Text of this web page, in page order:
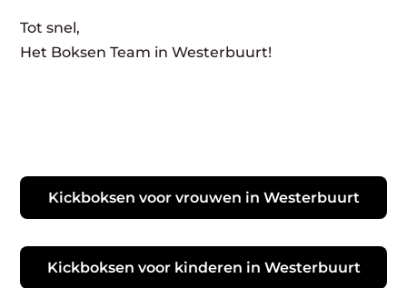
Tot snel,
Het Boksen Team in Westerbuurt!
Kickboksen voor vrouwen in Westerbuurt
Kickboksen voor kinderen in Westerbuurt